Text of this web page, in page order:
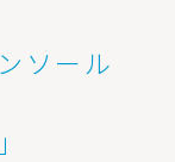
ソール